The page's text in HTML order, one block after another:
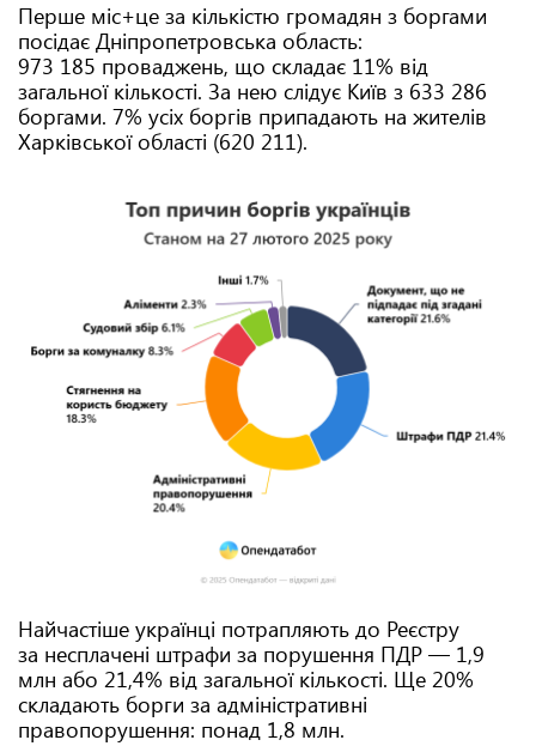
Перше міс+це за кількістю громадян з боргами
посідає Дніпропетровська область:
973 185 проваджень, що складає 11% від
загальної кількості. За нею слідує Київ з 633 286
боргами. 7% усіх боргів припадають на жителів
Харківської області (620 211).
Найчастіше українці потрапляють до Реєстру
за несплачені штрафи за порушення ПДР — 1,9
млн або 21,4% від загальної кількості. Ще 20%
складають борги за адміністративні
правопорушення: понад 1,8 млн.